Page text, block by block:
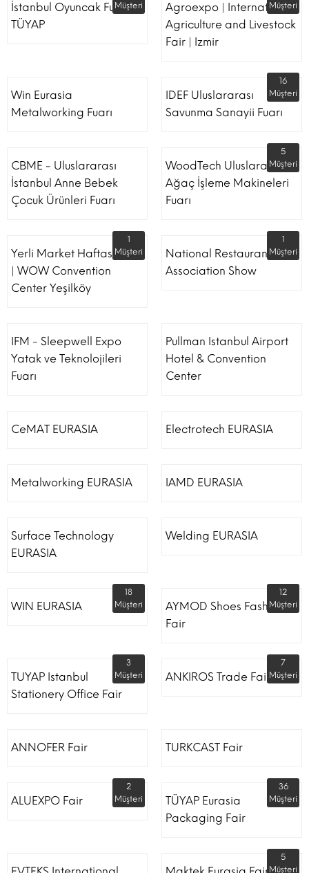
İstanbul Oyuncak Fuarı -
TÜYAP
Müşteri
Agroexpo | International
Agriculture and Livestock
Fair | Izmir
Müşteri
Win Eurasia
Metalworking Fuarı
IDEF Uluslararası
Savunma Sanayii Fuarı
16
Müşteri
CBME - Uluslararası
İstanbul Anne Bebek
Çocuk Ürünleri Fuarı
WoodTech Uluslararası
Ağaç İşleme Makineleri
Fuarı
5
Müşteri
Yerli Market Haftası Fuarı
| WOW Convention
Center Yeşilköy
1
Müşteri
National Restaurant
Association Show
1
Müşteri
IFM - Sleepwell Expo
Yatak ve Teknolojileri
Fuarı
Pullman Istanbul Airport
Hotel & Convention
Center
CeMAT EURASIA Electrotech EURASIA
Metalworking EURASIA IAMD EURASIA
Surface Technology
EURASIA
Welding EURASIA
WIN EURASIA
18
Müşteri
AYMOD Shoes Fashion
Fair
12
Müşteri
TUYAP Istanbul
Stationery Office Fair
3
Müşteri
ANKIROS Trade Fairs
7
Müşteri
ANNOFER Fair TURKCAST Fair
ALUEXPO Fair
2
Müşteri
TÜYAP Eurasia
Packaging Fair
36
Müşteri
5
Müşteri